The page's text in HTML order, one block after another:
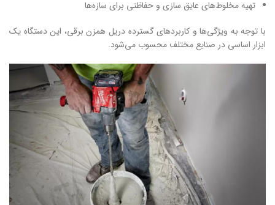
تهیه مخلوط‌های عایق سازی و حفاظتی برای سازه‌ها
با توجه به ویژگی‌ها و کاربردهای گسترده دریل همزن برقی، این دستگاه یک
ابزار اساسی در صنایع مختلف محسوب می‌شود.